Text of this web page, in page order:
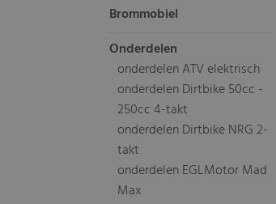
Brommobiel
Onderdelen
onderdelen ATV elektrisch
onderdelen Dirtbike 50cc -
250cc 4-takt
onderdelen Dirtbike NRG 2-
takt
onderdelen EGLMotor Mad
Max